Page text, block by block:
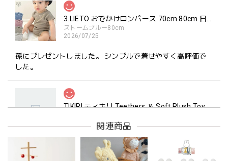
ストームブルー80cm
2026/07/25
孫にプレゼントしました。 シンプルで着せやすく高評価で
した。
TIKIRI ティキリ Teethers ＆ Soft Plush Toy Alvin ぞう 歯固め＆ぬいぐるみセット
2026/06/18関連商品